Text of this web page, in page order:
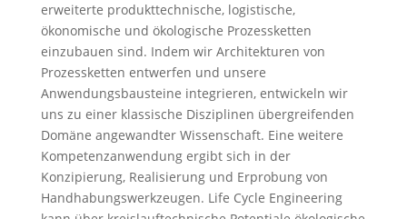
erweiterte produkttechnische, logistische,
ökonomische und ökologische Prozessketten
einzubauen sind. Indem wir Architekturen von
Prozessketten entwerfen und unsere
Anwendungsbausteine integrieren, entwickeln wir
uns zu einer klassische Disziplinen übergreifenden
Domäne angewandter Wissenschaft. Eine weitere
Kompetenzanwendung ergibt sich in der
Konzipierung, Realisierung und Erprobung von
Handhabungswerkzeugen. Life Cycle Engineering